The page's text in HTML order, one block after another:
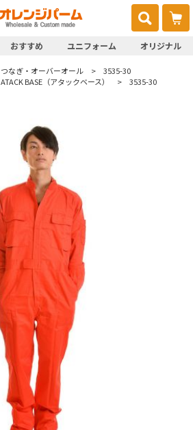
おすすめ ユニフォーム オリジナル
つなぎ・オーバーオール
3535-30
ATACK BASE（アタックベース） 3535-30